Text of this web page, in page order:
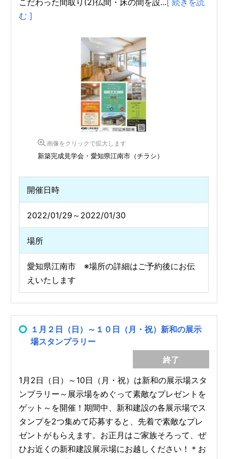
こだわった間取り(2)仏間・床の間を設... [ 続きを読
む ]
画像をクリックで拡大します
新築完成見学会・愛知県江南市（チラシ）
開催日時
2022/01/29～2022/01/30
場所
愛知県江南市 ※場所の詳細はご予約後にお伝
えいたします
１月２日（日）～１０日（月・祝）新和の展示
場スタンプラリー
終了
1月2日（日）～10日（月・祝）は新和の展示場スタ
ンプラリー～展示場をめぐって素敵なプレゼントを
ゲット～を開催！期間中、新和建設の各展示場でス
タンプを2つ集めて応募すると、先着で素敵なプレ
ゼントがもらえます。お正月はご家族そろって、ぜ
ひお近くの新和建設展示場にお越しください！＊お